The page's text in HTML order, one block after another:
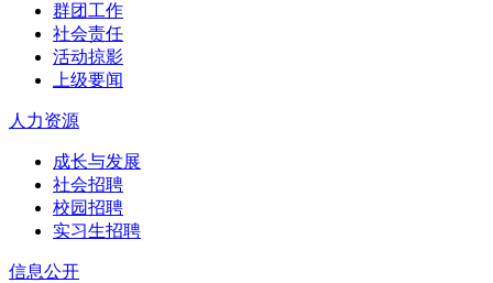
群团工作
社会责任
活动掠影
上级要闻
人力资源
成长与发展
社会招聘
校园招聘
实习生招聘
信息公开